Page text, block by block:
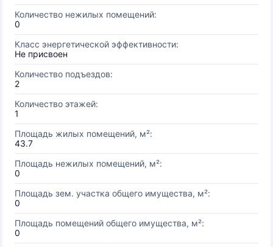
Количество нежилых помещений:
0
Класс энергетической эффективности:
Не присвоен
Количество подъездов:
2
Количество этажей:
1
Площадь жилых помещений, м²:
43.7
Площадь нежилых помещений, м²:
0
Площадь зем. участка общего имущества, м²:
0
Площадь помещений общего имущества, м²:
0